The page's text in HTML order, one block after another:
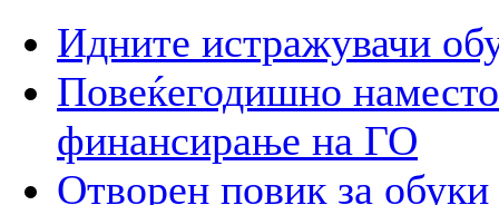
Идните истражувачи
Повеќегодишно
финансирање на ГО
Отворен повик за